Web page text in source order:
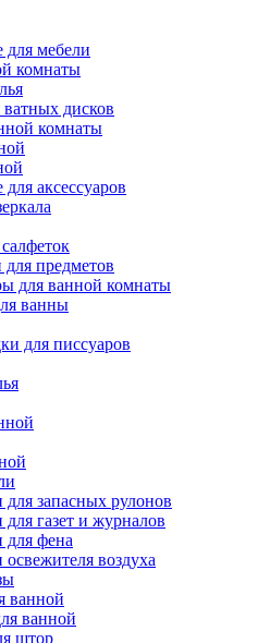
мебели
комнаты
дисков
комнаты
аксессуаров
предметов
для ванной комнаты
ванны
для писсуаров
для запасных рулонов
для газет и журналов
для фена
воздуха
ванной
ванной
штор